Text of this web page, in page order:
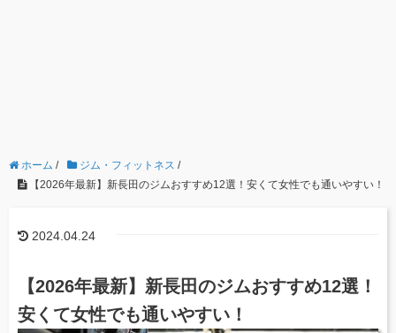
ホーム / ジム・フィットネス /
【2026年最新】新長田のジムおすすめ12選！安くて女性でも通いやすい！
2024.04.24
【2026年最新】新長田のジムおすすめ12選！
安くて女性でも通いやすい！